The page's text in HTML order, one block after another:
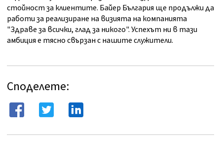
стойност за клиентите. Байер България ще продължи да
работи за реализиране на визията на компанията
"Здраве за всички, глад за никого". Успехът ни в тази
амбиция е тясно свързан с нашите служители.
Споделете: